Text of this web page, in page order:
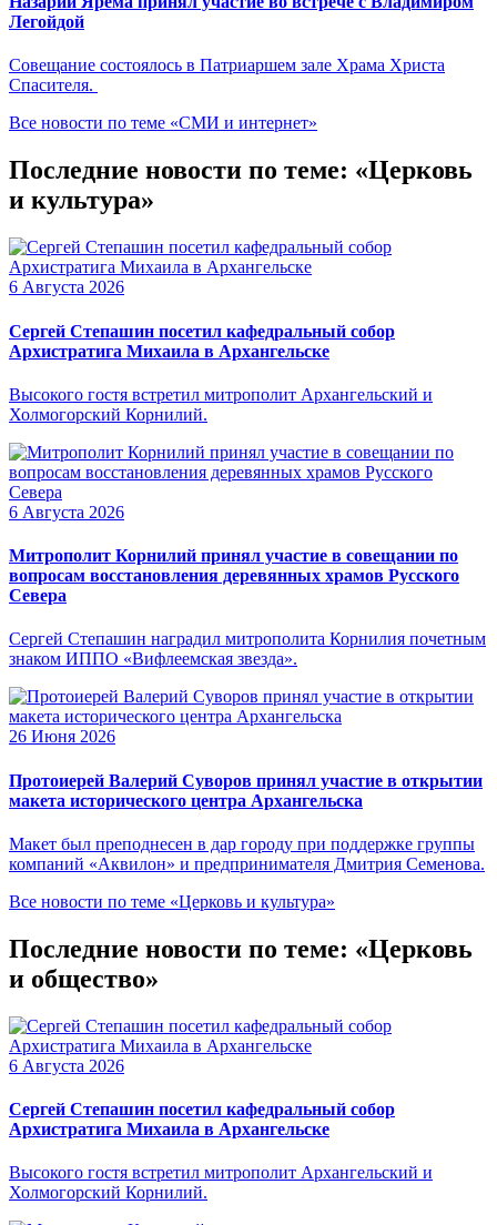
Легойдой
Совещание состоялось в Патриаршем зале Храма Христа
Спасителя.
Все новости по теме «СМИ и интернет»
Последние новости по теме: «Церковь
и культура»
6 Августа 2026
Сергей Степашин посетил кафедральный собор
Архистратига Михаила в Архангельске
Высокого гостя встретил митрополит Архангельский и
Холмогорский Корнилий.
6 Августа 2026
Митрополит Корнилий принял участие в совещании по
вопросам восстановления деревянных храмов Русского
Севера
Сергей Степашин наградил митрополита Корнилия почетным
знаком ИППО «Вифлеемская звезда».
26 Июня 2026
Протоиерей Валерий Суворов принял участие в открытии
макета исторического центра Архангельска
Макет был преподнесен в дар городу при поддержке группы
компаний «Аквилон» и предпринимателя Дмитрия Семенова.
Все новости по теме «Церковь и культура»
Последние новости по теме: «Церковь
и общество»
6 Августа 2026
Сергей Степашин посетил кафедральный собор
Архистратига Михаила в Архангельске
Высокого гостя встретил митрополит Архангельский и
Холмогорский Корнилий.